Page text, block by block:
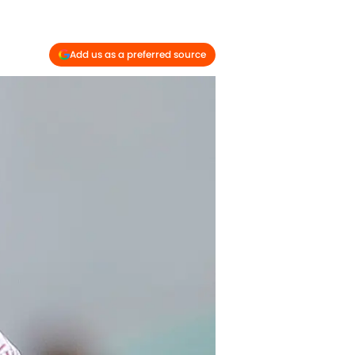
Add us as a preferred source